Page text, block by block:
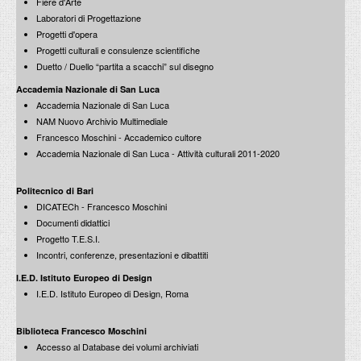
A.A.M. Architettura Arte Moderna 1978-2008. Una lunga
storia all'interno del “secolo breve”
di Valentina Ricciuti
L'industria delle Costruzioni, n.400, marzo-aprile / 2008
A.A.M. Architettura Arte Moderna. un progetto lungo
trent'anni
Intervista a Francesco Moschini di Andrea Ruggieri
Laboratori di Progettazione
Progetti d'opera
Progetti culturali e consulenze scientifiche
Duetto / Duello “partita a scacchi” sul disegno
Accademia Nazionale di San Luca
Accademia Nazionale di San Luca
NAM Nuovo Archivio Multimediale
Francesco Moschini - Accademico cultore
Accademia Nazionale di San Luca - Attività culturali 2011-2020
Politecnico di Bari
DICATECh - Francesco Moschini
Documenti didattici
Progetto T.E.S.I.
Incontri, conferenze, presentazioni e dibattiti
I.E.D. Istituto Europeo di Design
I.E.D. Istituto Europeo di Design, Roma
Biblioteca Francesco Moschini
Accesso al Database dei volumi archiviati